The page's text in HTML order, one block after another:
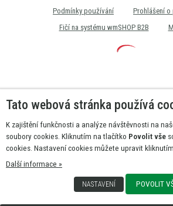
Podmínky používání
Prohlášení
Fičí na systému wmSHOP B2B
Tato webová stránka používá
K zajištění funkčnosti a analýze návštěvnosti na
soubory cookies. Kliknutím na tlačítko Povolit vše
cookies. Nastavení cookies můžete upravit
Další informace »
NASTAVENÍ POVOLIT